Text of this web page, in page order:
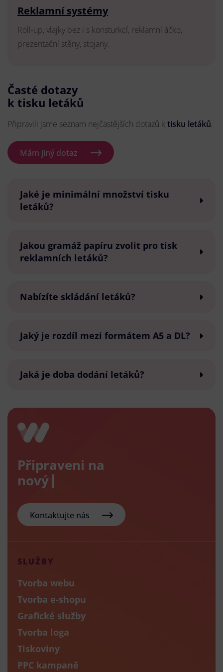
Reklamní systémy
Roll-up, vlajky bez i s konsturkcí, reklamní áčko,
prezentační stěny, stojany.
Časté dotazy
k tisku letáků
Připravili jsme seznam nejčastějších dotazů k tisku letáků.
Mám jiný dotaz
Jaké je minimální množství tisku
letáků?
Jakou gramáž papíru zvolit pro tisk
reklamních letáků?
Nabízíte skládání letáků?
Jaký je rozdíl mezi formátem A5 a DL?
Jaká je doba dodání letáků?
Připraveni na
nový e-sho
Kontaktujte nás
SLUŽBY
Tvorba webu
Tvorba e-shopu
Grafické služby
Tvorba loga
Tiskoviny
PPC kampaně